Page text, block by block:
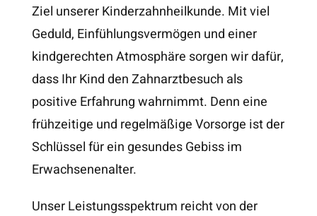
Ziel unserer Kinderzahnheilkunde. Mit viel
Geduld, Einfühlungsvermögen und einer
kindgerechten Atmosphäre sorgen wir dafür,
dass Ihr Kind den Zahnarztbesuch als
positive Erfahrung wahrnimmt. Denn eine
frühzeitige und regelmäßige Vorsorge ist der
Schlüssel für ein gesundes Gebiss im
Erwachsenenalter.
Unser Leistungsspektrum reicht von der